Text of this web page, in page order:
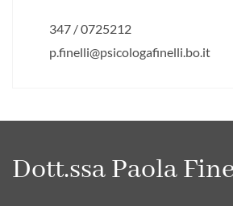
347 / 0725212
p.finelli@psicologafinelli.bo.it
Dott.ssa Paola